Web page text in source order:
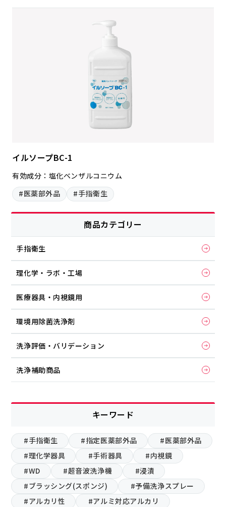
商品カテゴリー
手指衛生
理化学・ラボ・工場
医療器具・内視鏡用
環境用除菌洗浄剤
洗浄評価・バリデーション
洗浄補助商品
キーワード
#手指衛生 #指定医薬部外品
#医薬部外品
#理化学器具
#手術器具
#内視鏡
#WD
#超音波洗浄機
#浸漬
#ブラッシング(スポンジ)
#予備洗浄スプレー
#アルカリ性
#アルミ対応アルカリ
イルソープBC-1
有効成分：塩化ベンザルコニウム
#医薬部外品
#手指衛生